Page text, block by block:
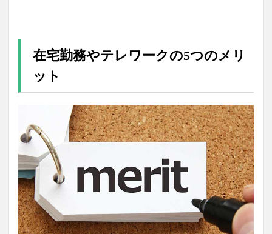
在宅勤務やテレワークの5つのメリ
ット